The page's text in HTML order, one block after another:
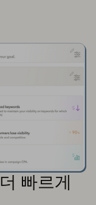
빠르게